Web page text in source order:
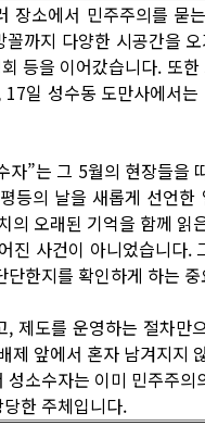
소에서 민주주의를 묻
까지 다양한 시공간을
등을 이어갔습니다. 또
일 성수동 도만사에서
”는 그 5월의 현장들을
등의 날을 새롭게 선언
의 오래된 기억을 함께
진 사건이 아니었습니다.
한지를 확인하게 하는
제도를 운영하는 절차만
제 앞에서 혼자 남겨지지
소수자는 이미 민주주
한 주체입니다.